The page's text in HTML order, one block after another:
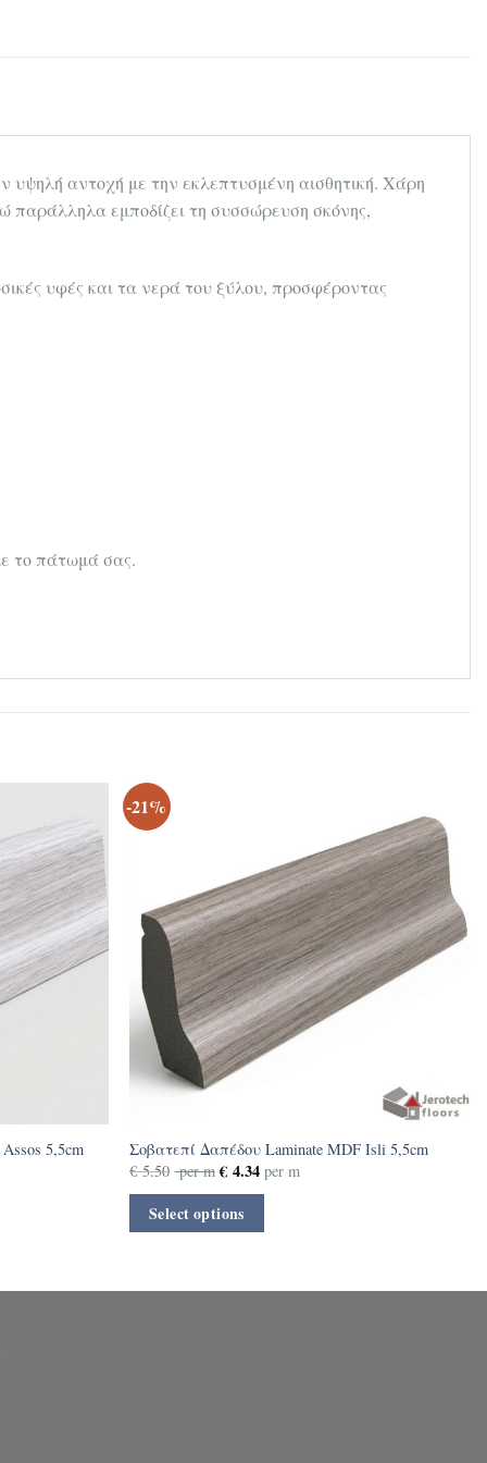
υψηλή αντοχή με την εκλεπτυσμένη αισθητική. Χάρη
εμποδίζει τη συσσώρευση σκόνης,
υφές και τα νερά του ξύλου, προσφέροντας
το πάτωμά σας.
5,5cm
-21%
Σοβατεπί Δαπέδου Laminate MDF Isli 5,5cm
€5.50 per m €4.34per m
Select options